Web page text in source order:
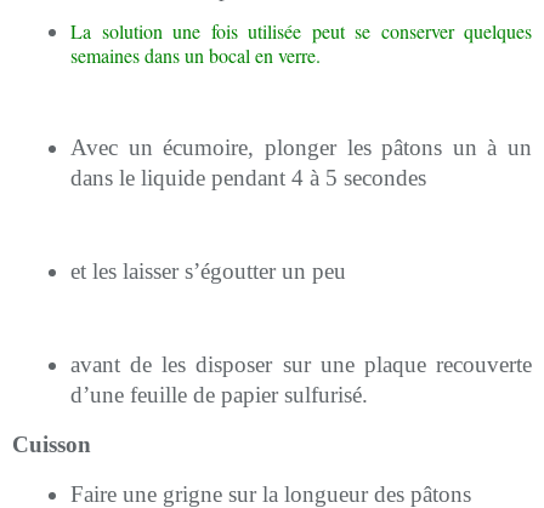
La solution une fois utilisée peut se conserver quelques
semaines dans un bocal en verre.
Avec un écumoire, plonger les pâtons un à un
dans le liquide pendant 4 à 5 secondes
et les laisser s’égoutter un peu
avant de les disposer sur une plaque recouverte
d’une feuille de papier sulfurisé.
Cuisson
Faire une grigne sur la longueur des pâtons